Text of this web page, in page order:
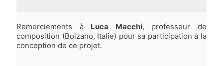
Remerciements à Luca Macchi, professeur de
composition (Bolzano, Italie) pour sa participation à la
conception de ce projet.